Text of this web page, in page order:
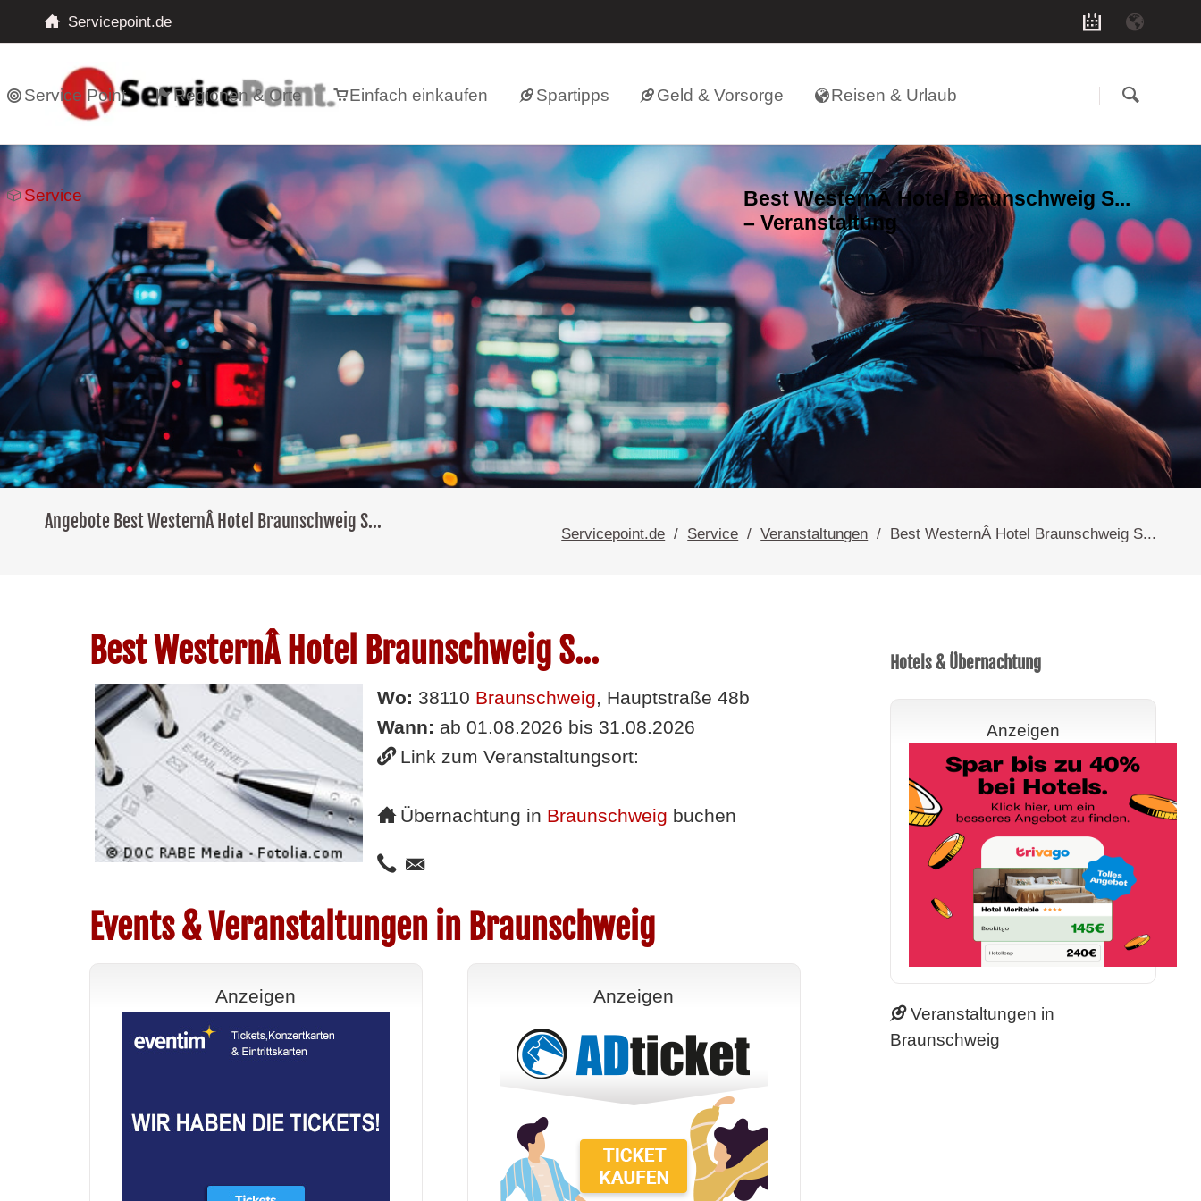
Servicepoint.de
Service Point Regionen & Orte Einfach einkaufen Spartipps Geld & Vorsorge Reisen & Urlaub
Service
Best WesternÂ Hotel Braunschweig S...
– Veranstaltung
Angebote Best WesternÂ Hotel Braunschweig S...
Servicepoint.de Service Veranstaltungen Best WesternÂ Hotel Braunschweig S...
Best WesternÂ Hotel Braunschweig S...
Wo: 38110 Braunschweig, Hauptstraße 48b
Wann: ab 01.08.2026 bis 31.08.2026
Link zum Veranstaltungsort:
Übernachtung in Braunschweig buchen
Events & Veranstaltungen in Braunschweig
Anzeigen Anzeigen
Hotels & Übernachtung
Anzeigen
Veranstaltungen in
Braunschweig